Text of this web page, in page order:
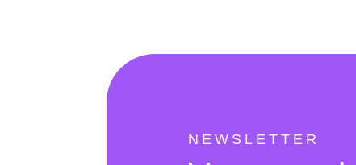
NEWSLETTER